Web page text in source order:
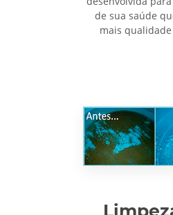
de sua saúde
mais